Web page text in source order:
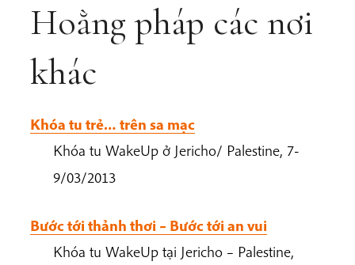
Hoằng pháp các nơi
khác
Khóa tu trẻ… trên sa mạc
Khóa tu WakeUp ở Jericho/ Palestine, 7-
9/03/2013
Bước tới thảnh thơi – Bước tới an vui
Khóa tu WakeUp tại Jericho – Palestine,